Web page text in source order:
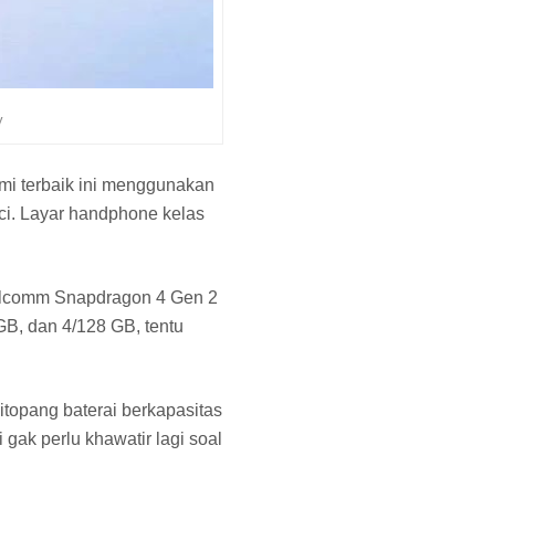
terbaik ini menggunakan
Layar handphone kelas
Snapdragon 4 Gen 2
dan 4/128 GB, tentu
baterai berkapasitas
perlu khawatir lagi soal